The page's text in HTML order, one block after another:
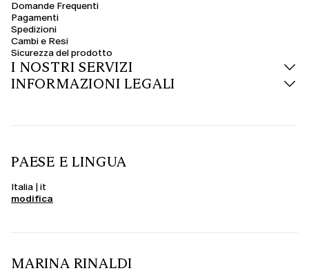
Domande Frequenti
Pagamenti
Spedizioni
Cambi e Resi
Sicurezza del prodotto
I NOSTRI SERVIZI
INFORMAZIONI LEGALI
PAESE E LINGUA
Italia | it
modifica
MARINA RINALDI